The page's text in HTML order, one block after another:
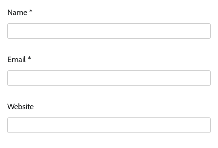
Name *
Email *
Website